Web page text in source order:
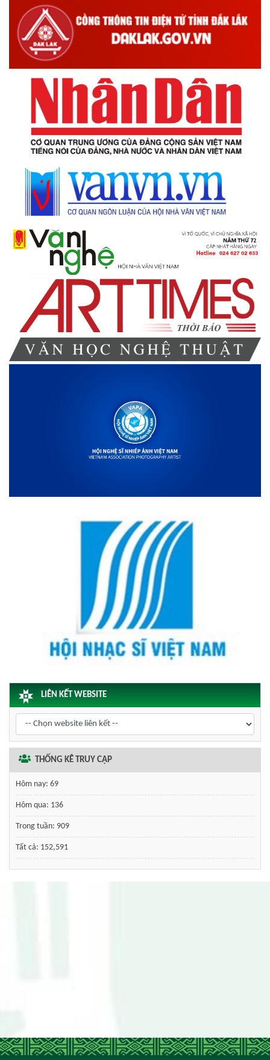
LIÊN KẾT WEBSITE
THỐNG KÊ TRUY CẬP
Hôm nay: 69
Hôm qua: 136
Trong tuần: 909
Tất cả: 152,591